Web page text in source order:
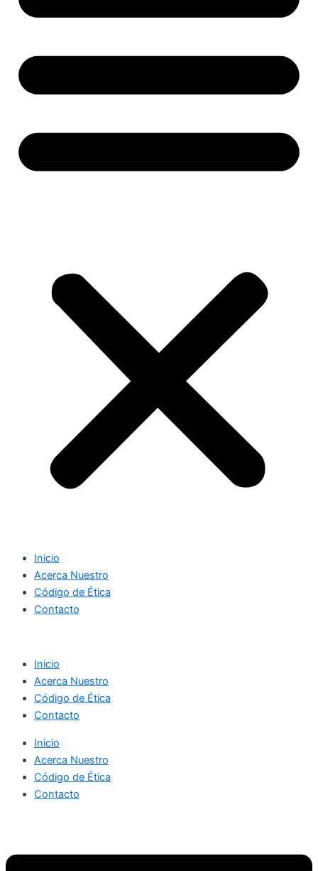
Inicio
Acerca Nuestro
Código de Ética
Contacto
Inicio
Acerca Nuestro
Código de Ética
Contacto
Inicio
Acerca Nuestro
Código de Ética
Contacto